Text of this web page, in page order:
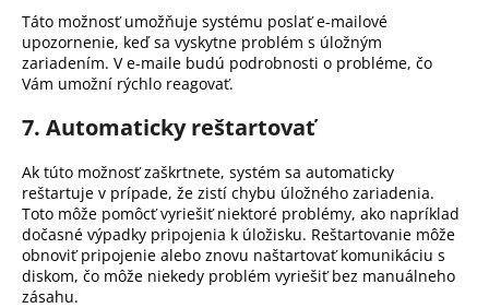
Táto možnosť umožňuje systému poslať e-mailové
upozornenie, keď sa vyskytne problém s úložným
zariadením. V e-maile budú podrobnosti o probléme, čo
Vám umožní rýchlo reagovať.
7. Automaticky reštartovať
Ak túto možnosť zaškrtnete, systém sa automaticky
reštartuje v prípade, že zistí chybu úložného zariadenia.
Toto môže pomôcť vyriešiť niektoré problémy, ako napríklad
dočasné výpadky pripojenia k úložisku. Reštartovanie môže
obnoviť pripojenie alebo znovu naštartovať komunikáciu s
diskom, čo môže niekedy problém vyriešiť bez manuálneho
zásahu.